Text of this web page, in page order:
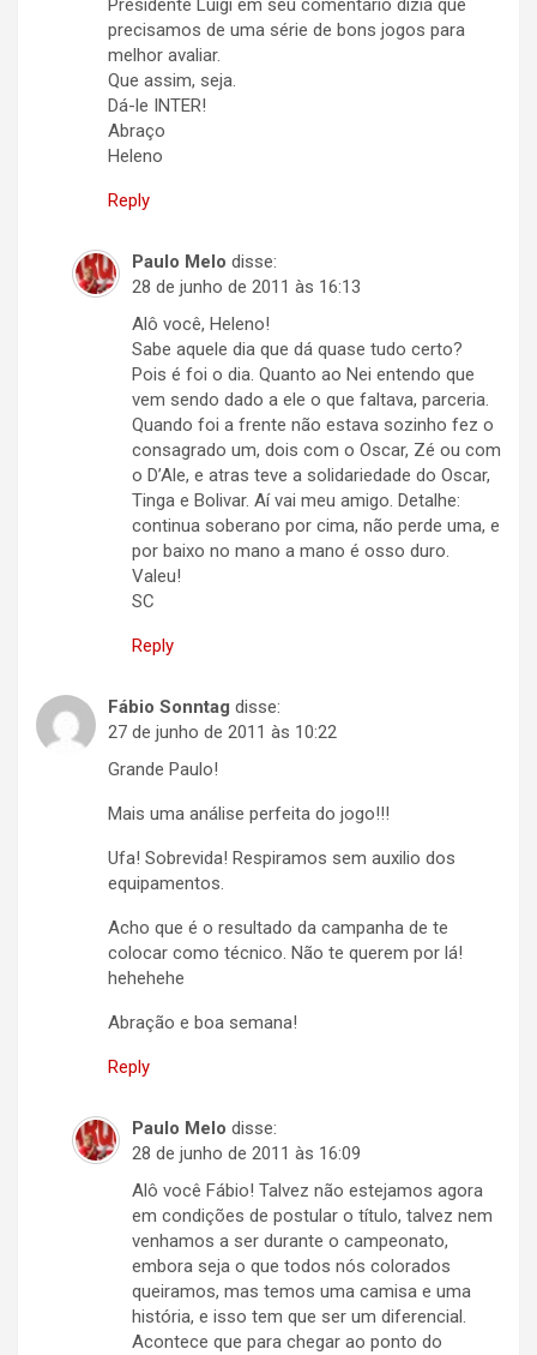
Presidente Luigi em seu comentário dizia que
precisamos de uma série de bons jogos para
melhor avaliar.
Que assim, seja.
Dá-le INTER!
Abraço
Heleno
Reply
Paulo Melo disse:
28 de junho de 2011 às 16:13
Alô você, Heleno!
Sabe aquele dia que dá quase tudo certo?
Pois é foi o dia. Quanto ao Nei entendo que
vem sendo dado a ele o que faltava, parceria.
Quando foi a frente não estava sozinho fez o
consagrado um, dois com o Oscar, Zé ou com
o D’Ale, e atras teve a solidariedade do Oscar,
Tinga e Bolivar. Aí vai meu amigo. Detalhe:
continua soberano por cima, não perde uma, e
por baixo no mano a mano é osso duro.
Valeu!
SC
Reply
Fábio Sonntag disse:
27 de junho de 2011 às 10:22
Grande Paulo!
Mais uma análise perfeita do jogo!!!
Ufa! Sobrevida! Respiramos sem auxilio dos
equipamentos.
Acho que é o resultado da campanha de te
colocar como técnico. Não te querem por lá!
hehehehe
Abração e boa semana!
Reply
Paulo Melo disse:
28 de junho de 2011 às 16:09
Alô você Fábio! Talvez não estejamos agora
em condições de postular o título, talvez nem
venhamos a ser durante o campeonato,
embora seja o que todos nós colorados
queiramos, mas temos uma camisa e uma
história, e isso tem que ser um diferencial.
Acontece que para chegar ao ponto do